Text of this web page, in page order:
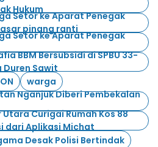
Hukum
Setor ke Aparat Penegak
pinang ranti
Setor ke Aparat Penegak
BBM Bersubsidi di SPBU 33-
Duren Sawit
warga
Nganjuk Diberi Pembekalan
Curigai Rumah Kos 88
dari Aplikasi Michat
Desak Polisi Bertindak